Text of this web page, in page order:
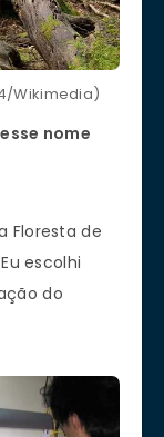
Wikimedia)
nome
Floresta de
escolhi
do